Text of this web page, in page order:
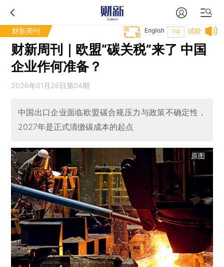
财新周刊 试听
T中
English
财新周刊｜欧盟“碳关税”来了 中国
企业作何准备？
2026年01月26日第04期
中国出口企业面临欧盟碳合规压力与政策不确定性，
2027年是正式清缴碳成本的起点
原图